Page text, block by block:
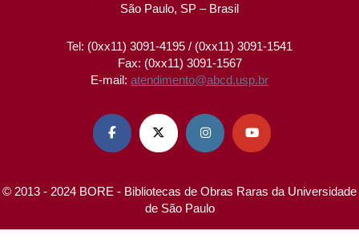
São Paulo, SP – Brasil
Tel: (0xx11) 3091-4195 / (0xx11) 3091-1541
Fax: (0xx11) 3091-1567
E-mail: atendimento@abcd.usp.br
   
© 2013 - 2024 BORE - Bibliotecas de Obras Raras da Universidade
de São Paulo